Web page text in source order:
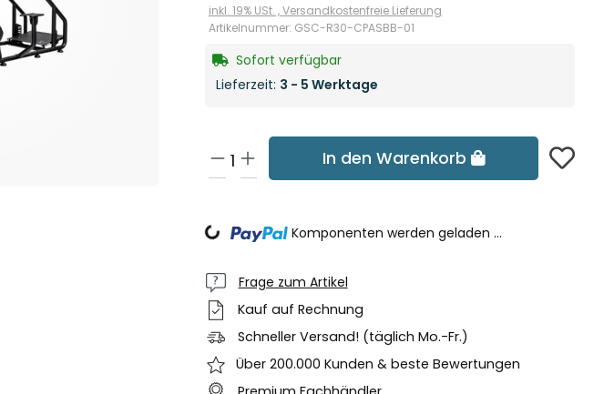
inkl. 19% USt. ,Versandkostenfreie Lieferung
Artikelnummer: GSC-R30-CPASBB-01
Sofort verfügbar
Lieferzeit: 3 - 5 Werktage
In den Warenkorb
Loading... Komponenten werden geladen ...
Frage zum Artikel
Kauf auf Rechnung
Schneller Versand! (täglich Mo.-Fr.)
Über 200.000 Kunden & beste Bewertungen